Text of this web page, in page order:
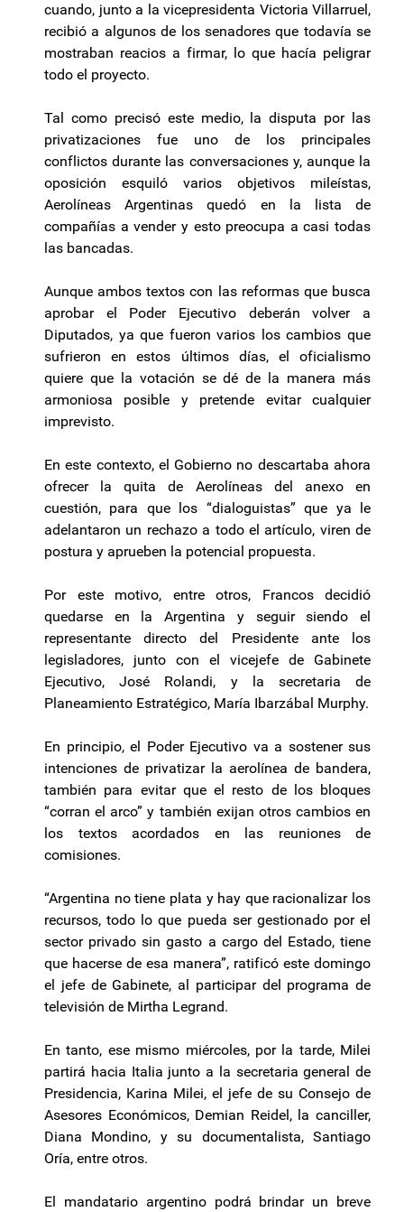
cuando, junto a la vicepresidenta Victoria Villarruel,
recibió a algunos de los senadores que todavía se
mostraban reacios a firmar, lo que hacía peligrar
todo el proyecto.
Tal como precisó este medio, la disputa por las
privatizaciones fue uno de los principales
conflictos durante las conversaciones y, aunque la
oposición esquiló varios objetivos mileístas,
Aerolíneas Argentinas quedó en la lista de
compañías a vender y esto preocupa a casi todas
las bancadas.
Aunque ambos textos con las reformas que busca
aprobar el Poder Ejecutivo deberán volver a
Diputados, ya que fueron varios los cambios que
sufrieron en estos últimos días, el oficialismo
quiere que la votación se dé de la manera más
armoniosa posible y pretende evitar cualquier
imprevisto.
En este contexto, el Gobierno no descartaba ahora
ofrecer la quita de Aerolíneas del anexo en
cuestión, para que los “dialoguistas” que ya le
adelantaron un rechazo a todo el artículo, viren de
postura y aprueben la potencial propuesta.
Por este motivo, entre otros, Francos decidió
quedarse en la Argentina y seguir siendo el
representante directo del Presidente ante los
legisladores, junto con el vicejefe de Gabinete
Ejecutivo, José Rolandi, y la secretaria de
Planeamiento Estratégico, María Ibarzábal Murphy.
En principio, el Poder Ejecutivo va a sostener sus
intenciones de privatizar la aerolínea de bandera,
también para evitar que el resto de los bloques
“corran el arco” y también exijan otros cambios en
los textos acordados en las reuniones de
comisiones.
“Argentina no tiene plata y hay que racionalizar los
recursos, todo lo que pueda ser gestionado por el
sector privado sin gasto a cargo del Estado, tiene
que hacerse de esa manera”, ratificó este domingo
el jefe de Gabinete, al participar del programa de
televisión de Mirtha Legrand.
En tanto, ese mismo miércoles, por la tarde, Milei
partirá hacia Italia junto a la secretaria general de
Presidencia, Karina Milei, el jefe de su Consejo de
Asesores Económicos, Demian Reidel, la canciller,
Diana Mondino, y su documentalista, Santiago
Oría, entre otros.
El mandatario argentino podrá brindar un breve